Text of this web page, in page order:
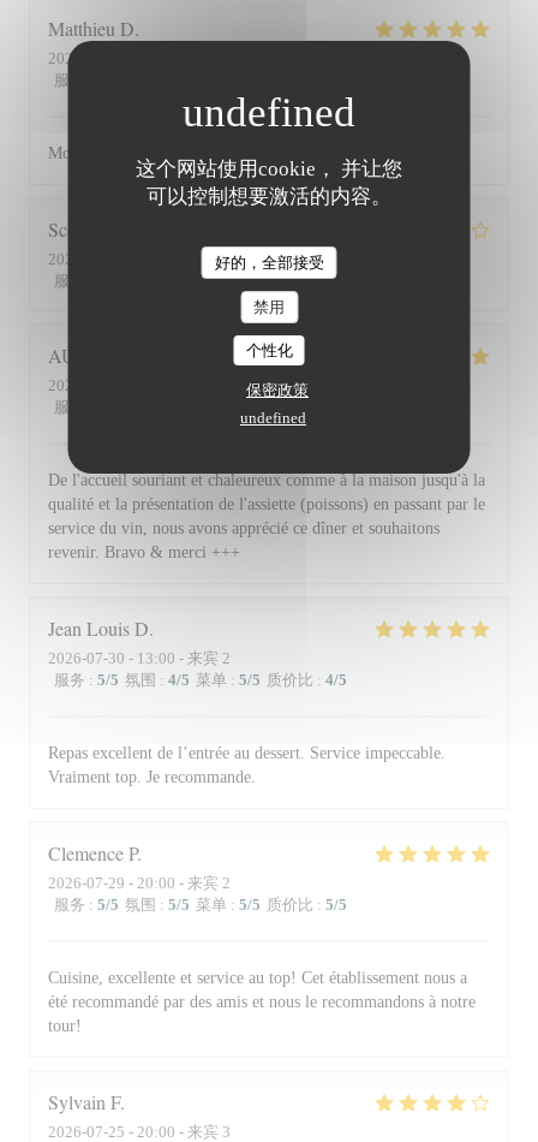
这个网站使用cookie， 并让您
可以控制想要激活的内容。
好的，全部接受
禁用
个性化
保密政策
undefined
Matthieu D
2026-08-01
服务
Moment superbe, du service à l’assiette !
Scott
2026-07-30
- 19:45 - 来宾 3
服务
菜单: 4/5 质价比: 3/5
AUDE
2026-07-30
服务
De l'accueil souriant et chaleureux comme à la maison jusqu'à la
qualité et la présentation de l'assiette (poissons) en passant par le
service du vin, nous avons apprécié ce dîner et souhaitons
revenir. Bravo & merci +++
Jean LouisD
2026-07-30 - 13:00 - 来宾 2
服务 : 5/5 氛围 : 4/5 菜单 : 5/5 质价比 : 4/5
Repas excellent de l’entrée au dessert. Service impeccable.
Vraiment top. Je recommande.
ClemenceP
2026-07-29 - 20:00 - 来宾 2
服务 : 5/5 氛围 : 5/5 菜单 : 5/5 质价比 : 5/5
Cuisine, excellente et service au top! Cet établissement nous a
été recommandé par des amis et nous le recommandons à notre
tour!
Sylvain F
2026-07-25 - 20:00 - 来宾 3